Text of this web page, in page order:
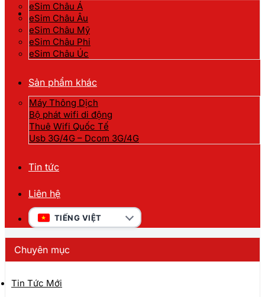
eSim Châu Á
eSim Châu Âu
eSim Châu Mỹ
eSim Châu Phi
eSim Châu Úc
Sản phẩm khác
Máy Thông Dịch
Bộ phát wifi di động
Thuê Wifi Quốc Tế
Usb 3G/4G – Dcom 3G/4G
Tin tức
Liên hệ
TIẾNG VIỆT
Chuyên mục
Tin Tức Mới